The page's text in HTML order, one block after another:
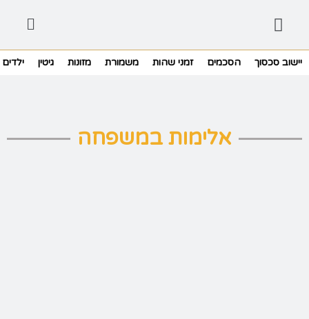
יישוב סכסוך הסכמים זמני שהות משמורת מזונות גיטין ילדים
אלימות במשפחה